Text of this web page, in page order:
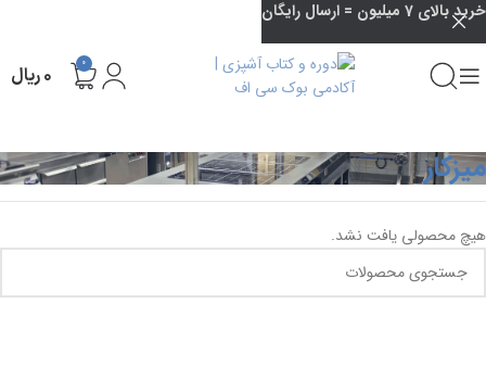
0 ۰ریال
میزکار
هیچ محصولی یافت نشد.
خرید بالای 7 میلیون = ارسال رایگان